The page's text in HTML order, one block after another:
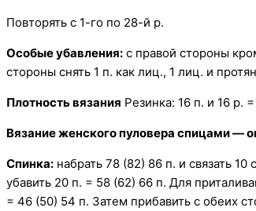
Повторять с 1-го по 28-й р.
Особые убавления: с правой стороны
стороны снять 1 п. как лиц., 1 лиц. и
Плотность вязания Резинка: 16 п. и 16 р.
Вязание женского пуловера спицами —
Спинка: набрать 78 (82) 86 п. и связать
убавить 20 п. = 58 (62) 66 п. Для
= 46 (50) 54 п. Затем прибавить с обеих